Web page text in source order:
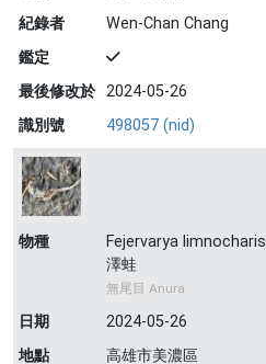
紀錄者
Wen-Chan Chang
鑑定
最後修改於 2024-05-26
識別號
498057 (nid)
物種
Fejervarya limnocharis
澤蛙
無尾目 Anura
日期
2024-05-26
地點
高雄市美濃區